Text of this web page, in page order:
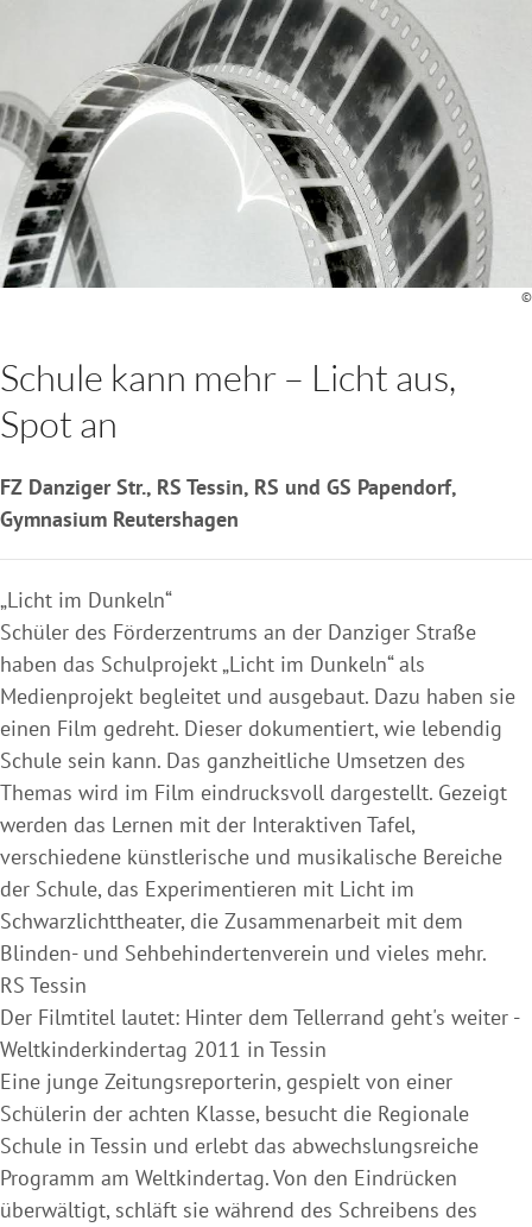
©
Schule kann mehr – Licht aus,
Spot an
FZ Danziger Str., RS Tessin, RS und GS Papendorf,
Gymnasium Reutershagen
„Licht im Dunkeln“
Schüler des Förderzentrums an der Danziger Straße
haben das Schulprojekt „Licht im Dunkeln“ als
Medienprojekt begleitet und ausgebaut. Dazu haben sie
einen Film gedreht. Dieser dokumentiert, wie lebendig
Schule sein kann. Das ganzheitliche Umsetzen des
Themas wird im Film eindrucksvoll dargestellt. Gezeigt
werden das Lernen mit der Interaktiven Tafel,
verschiedene künstlerische und musikalische Bereiche
der Schule, das Experimentieren mit Licht im
Schwarzlichttheater, die Zusammenarbeit mit dem
Blinden- und Sehbehindertenverein und vieles mehr.
RS Tessin
Der Filmtitel lautet: Hinter dem Tellerrand geht's weiter -
Weltkinderkindertag 2011 in Tessin
Eine junge Zeitungsreporterin, gespielt von einer
Schülerin der achten Klasse, besucht die Regionale
Schule in Tessin und erlebt das abwechslungsreiche
Programm am Weltkindertag. Von den Eindrücken
überwältigt, schläft sie während des Schreibens des